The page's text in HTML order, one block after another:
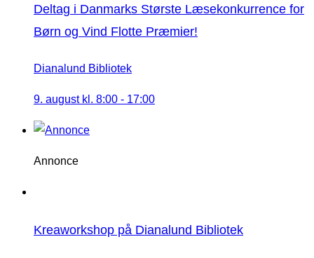
Deltag i Danmarks Største Læsekonkurrence for
Børn og Vind Flotte Præmier!
Dianalund Bibliotek
9. august kl. 8:00 - 17:00
Annonce
Kreaworkshop på Dianalund Bibliotek